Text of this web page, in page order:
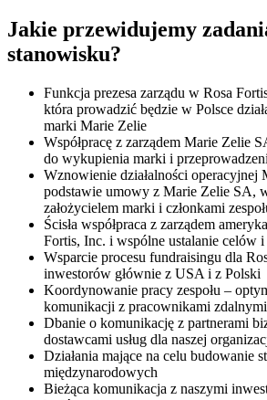
Jakie przewidujemy
stanowisku?
Funkcja prezesa zarządu w Rosa
która prowadzić będzie w Polsce
marki Marie Zelie
Współpracę z zarządem Marie Zelie
do wykupienia marki i
Wznowienie działalności operacyjnej
podstawie umowy z Marie Zelie SA,
założycielem marki i członkami
Ścisła współpraca z zarządem
Fortis, Inc. i wspólne ustalanie celów i
Wsparcie procesu fundraisingu dla
inwestorów głównie z USA i z Polski
Koordynowanie pracy zespołu –
komunikacji z pracownikami zdalnymi
Dbanie o komunikację z partnerami
dostawcami usług dla naszej
Działania mające na celu budowanie
międzynarodowych
Bieżąca komunikacja z naszymi